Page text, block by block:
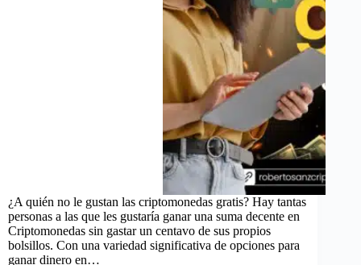
¿A quién no le gustan las criptomonedas gratis? Hay tantas
personas a las que les gustaría ganar una suma decente en
Criptomonedas sin gastar un centavo de sus propios
bolsillos. Con una variedad significativa de opciones para
ganar dinero en…